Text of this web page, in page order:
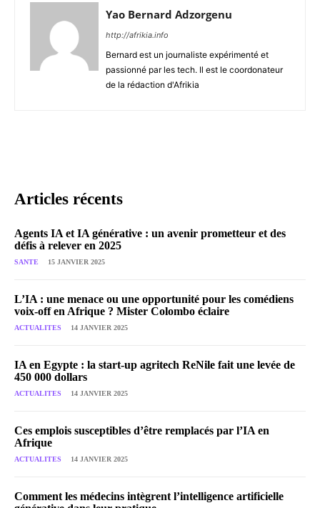
Yao Bernard Adzorgenu
http://afrikia.info
Bernard est un journaliste expérimenté et
passionné par les tech. Il est le coordonateur
de la rédaction d'Afrikia
Articles récents
Agents IA et IA générative : un avenir prometteur et des
défis à relever en 2025
SANTE 15 JANVIER 2025
L’IA : une menace ou une opportunité pour les comédiens
voix-off en Afrique ? Mister Colombo éclaire
ACTUALITES 14 JANVIER 2025
IA en Egypte : la start-up agritech ReNile fait une levée de
450 000 dollars
ACTUALITES 14 JANVIER 2025
Ces emplois susceptibles d’être remplacés par l’IA en
Afrique
ACTUALITES 14 JANVIER 2025
Comment les médecins intègrent l’intelligence artificielle